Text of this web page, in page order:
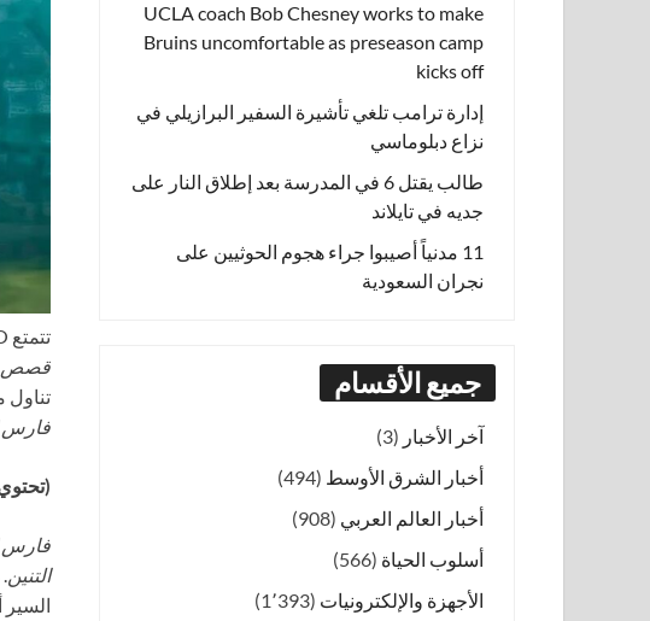
تتمتع HBO بضربة أخرى حازت على إعجاب النقاد مع
قصص
تناول
فارس
فارس
التنين
السير
UCLA coach Bob Chesney works to make
Bruins uncomfortable as preseason camp
kicks off
إدارة ترامب تلغي تأشيرة السفير البرازيلي في
نزاع دبلوماسي
طالب يقتل 6 في المدرسة بعد إطلاق النار على
جديه في تايلاند
11 مدنياً أصيبوا جراء هجوم الحوثيين على
نجران السعودية
جميع الأقسام
آخر الأخبار (3)
أخبار الشرق الأوسط (494)
أخبار العالم العربي (908)
أسلوب الحياة (566)
الأجهزة والإلكترونيات (1٬393)